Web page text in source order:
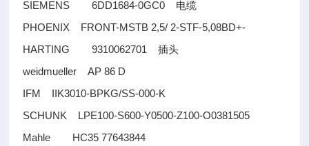
SIEMENS 6DD1684-0GC0 电缆
PHOENIX FRONT-MSTB 2,5/ 2-STF-5,08BD+-
HARTING 9310062701插头
weidmueller AP 86 D
IFM IIK3010-BPKG/SS-000-K
SCHUNK LPE100-S600-Y0500-Z100-O0381505
Mahle HC35 77643844